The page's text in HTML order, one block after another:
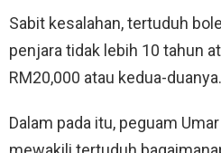
Sabit kesalahan, tertuduh
penjara tidak lebih 10 tahun
RM20,000 atau kedua-duanya.
Dalam pada itu, peguam